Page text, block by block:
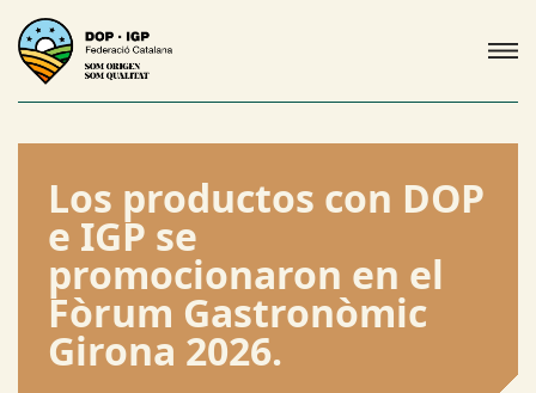
Los productos con DOP
e IGP se
promocionaron en el
Fòrum Gastronòmic
Girona 2026.